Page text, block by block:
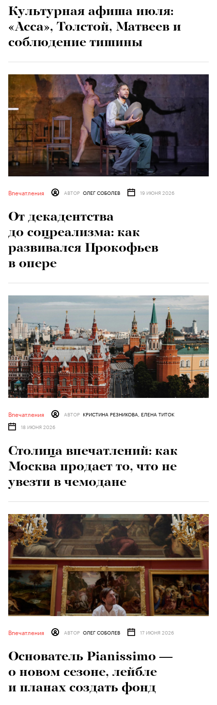
Культурная афиша июля:
«Асса», Толстой, Матвеев и
соблюдение тишины
Впечатления АВТОР ОЛЕГ СОБОЛЕВ 19 ИЮНЯ 2026
От декадентства
до соцреализма: как
развивался Прокофьев
в опере
Впечатления АВТОР КРИСТИНА РЕЗНИКОВА, ЕЛЕНА ТИТОК
18 ИЮНЯ 2026
Столица впечатлений: как
Москва продает то, что не
увезти в чемодане
Впечатления АВТОР ОЛЕГ СОБОЛЕВ 17 ИЮНЯ 2026
Основатель Pianissimo —
о новом сезоне, лейбле
и планах создать фонд